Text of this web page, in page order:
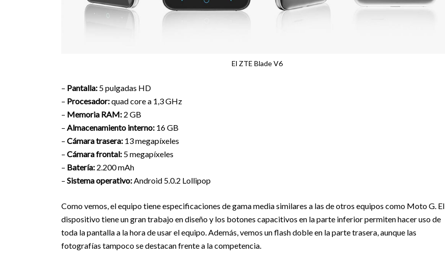
El ZTE Blade V6
– Pantalla: 5 pulgadas HD
– Procesador:quad core a 1,3 GHz
– Memoria RAM: 2 GB
– Almacenamiento interno: 16 GB
– Cámara trasera: 13 megapíxeles
– Cámara frontal: 5 megapíxeles
– Batería: 2.200 mAh
– Sistema operativo:Android 5.0.2 Lollipop
Como vemos, el equipo tiene especificaciones de gama media similares a las de otros equipos como Moto G. El
dispositivo tiene un gran trabajo en diseño y los botones capacitivos en la parte inferior permiten hacer uso de
toda la pantalla a la hora de usar el equipo. Además, vemos un flash doble en la parte trasera, aunque las
fotografías tampoco se destacan frente a la competencia.